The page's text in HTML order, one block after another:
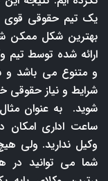
یک تیم حقوقی قوی
بهترین شکل ممکن
ارائه شده توسط تیم
و متنوع می باشد و
شرایط و نیاز حقوقی
شوید. به عنوان
ساعت اداری امکان
وکیل ندارید. ولی
شما می توانید در